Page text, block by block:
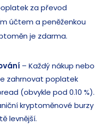
za převod
účtem a peněženkou
je zdarma.
– Každý nákup nebo
zahrnovat poplatek
(obvykle pod 0.10 %).
kryptoměnové burzy
levnější.